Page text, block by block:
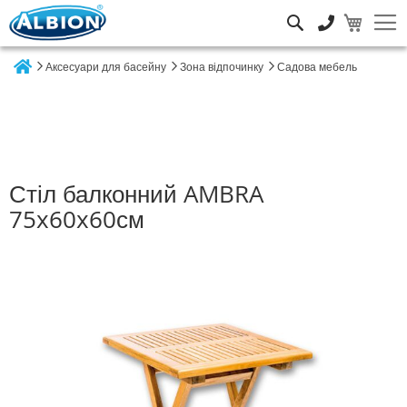
Аксесуари для басейну Зона відпочинку Садова мебель
Стіл балконний AMBRA
75x60x60см